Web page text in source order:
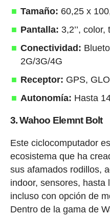
Tamaño: 60,25 x
Pantalla: 3,2’’, color,
Conectividad:
2G/3G/4G
Receptor: GPS,
Autonomía: Hasta
3. Wahoo Elemnt Bolt
Este ciclocomputador
ecosistema que ha
sus afamados rodillos,
indoor, sensores, hasta
incluso con opción de
Dentro de la gama de